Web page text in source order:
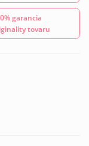
garancia
tovaru